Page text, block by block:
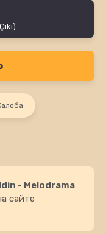
- Melodrama
сайте